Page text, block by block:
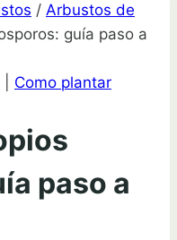
/ Arbustos de
guía paso a
Como plantar
paso a